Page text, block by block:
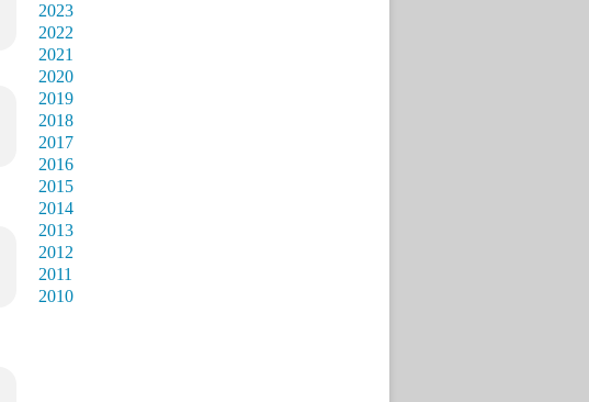
2023
2022
2021
2020
2019
2018
2017
2016
2015
2014
2013
2012
2011
2010